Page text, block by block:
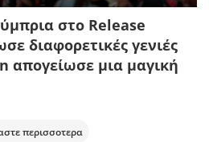
στο Release
διαφορετικές γενιές
απογείωσε μια μαγική
περισσοτερα